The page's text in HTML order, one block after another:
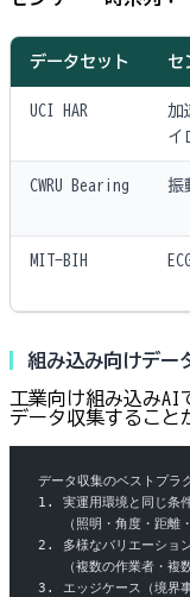
データセット セ
UCI HAR
加
イ
CWRU Bearing 振
MIT-BIH
組み込み向けデー
工業向け組み込みAI
データ収集すること
データ収集のベストプラ
1. 実運用環境と同じ条
（照明・角度・距離
2. 多様なバリエーショ
（複数の作業者・複
3. エッジケース（境界